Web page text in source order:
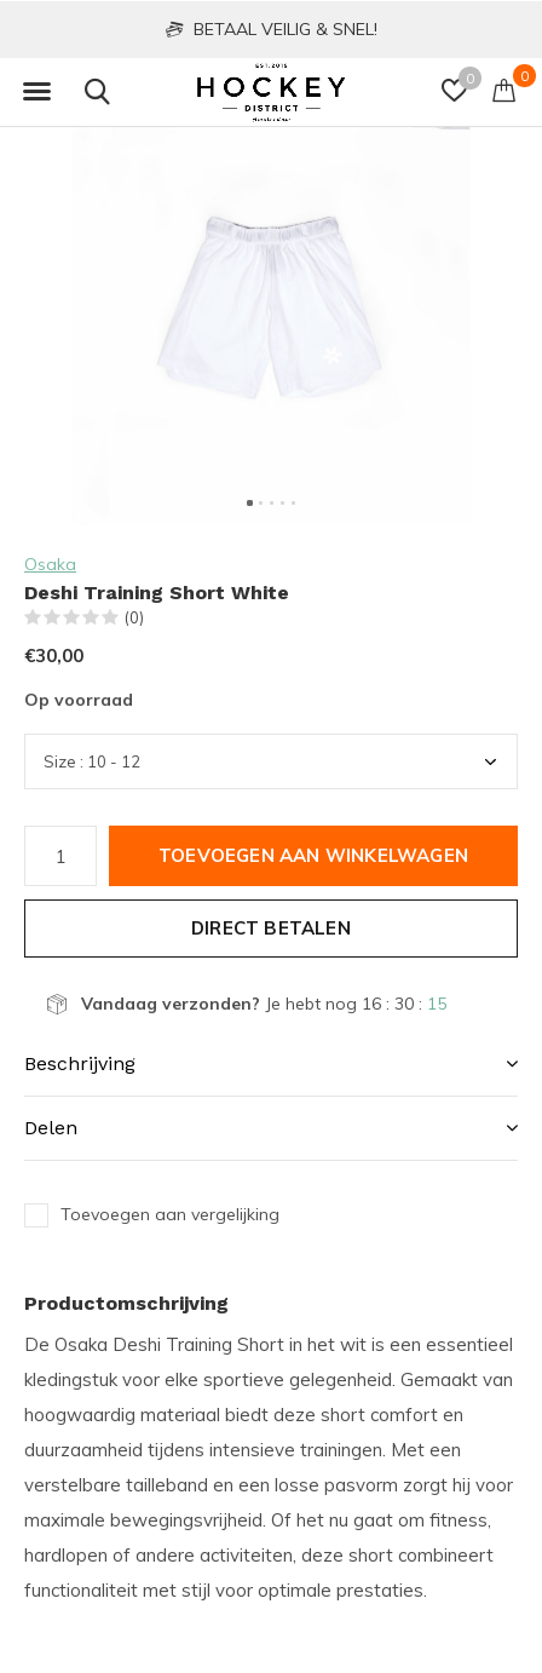
0 0
BETAAL VEILIG & SNEL!
Osaka
Deshi Training Short White
(0)
€30,00
Op voorraad
TOEVOEGEN AAN WINKELWAGEN
DIRECT BETALEN
Vandaag verzonden? Je hebt nog 16 : 30 : 14
Beschrijving
Delen
Toevoegen aan vergelijking
Productomschrijving
De Osaka Deshi Training Short in het wit is een essentieel
kledingstuk voor elke sportieve gelegenheid. Gemaakt van
hoogwaardig materiaal biedt deze short comfort en
duurzaamheid tijdens intensieve trainingen. Met een
verstelbare tailleband en een losse pasvorm zorgt hij voor
maximale bewegingsvrijheid. Of het nu gaat om fitness,
hardlopen of andere activiteiten, deze short combineert
functionaliteit met stijl voor optimale prestaties.